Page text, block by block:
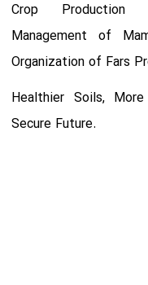
Crop Production
Management of
Organization of Fars
Healthier Soils,
Secure Future.